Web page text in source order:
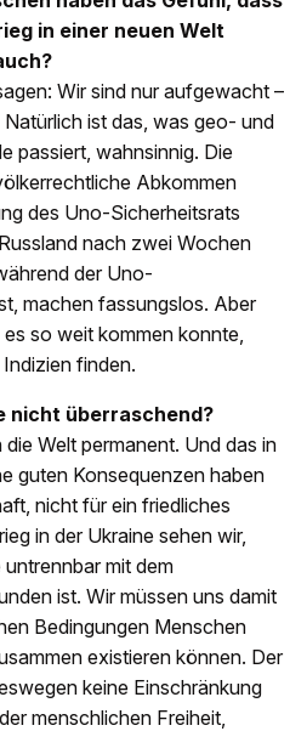
in einer neuen Welt
Wir sind nur aufgewacht –
ist das, was geo- und
passiert, wahnsinnig. Die
Abkommen
des Uno-Sicherheitsrats
nach zwei Wochen
der Uno-
machen fassungslos. Aber
so weit kommen konnte,
finden.
nicht überraschend?
Welt permanent. Und das in
guten Konsequenzen haben
nicht für ein friedliches
in der Ukraine sehen wir,
mit dem
ist. Wir müssen uns damit
Bedingungen Menschen
existieren können. Der
keine Einschränkung
menschlichen Freiheit,